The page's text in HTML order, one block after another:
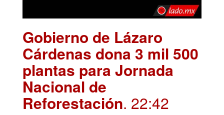
Gobierno de Lázaro
Cárdenas dona 3 mil 500
plantas para Jornada
Nacional de
Reforestación. 22:42